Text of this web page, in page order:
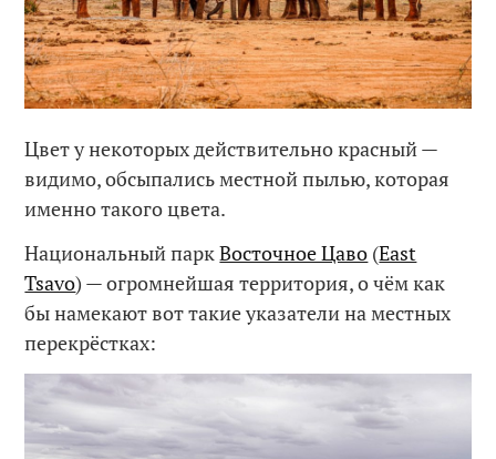
Цвет у некоторых действительно красный —
видимо, обсыпались местной пылью, которая
именно такого цвета.
Национальный паркВосточное Цаво (East
Tsavo) — огромнейшая территория, о чём как
бы намекают вот такие указатели на местных
перекрёстках: